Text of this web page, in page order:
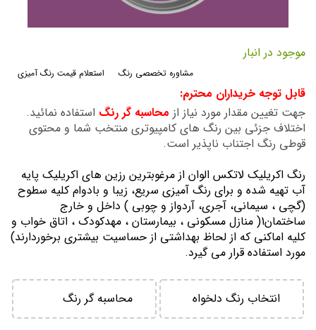
ابتدای
گالری
موجود در انبار
استعلام قیمت رنگ آمیزی مشاوره تخصصی رنگ
قابل توجه خریداران محترم:
جهت تغیین مقدار مورد نیاز از محاسبه گر رنگ استفاده نمائید.
اختلاف جزئی بین رنگ های کامپیوتری منتخب شما و محتوی
قوطی رنگ اجتناب ناپذیر است.
رنگ اكريليك لاتكس الوان از مرغوبترين رزين هاي اكريليك پايه
آب تهيه شده و برای رنگ آمیزی سریع، زیبا و بادوام کلیه سطوح
(گچی ، سیمانی، آجری، آردواز و چوبی ) داخل و خارج
ساختمان1( منازل مسكوني ، بيمارستان ، مهدكودك ، اتاق خواب و
كليه اماكني كه از لحاظ بهداشتي از حساسيت بيشتري برخوردارند)
مورد استفاده قرار می گیرد.
انتخاب رنگ دلخواه محاسبه گر رنگ